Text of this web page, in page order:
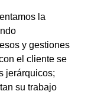
la
y gestiones
el cliente se
jerárquicos;
su trabajo